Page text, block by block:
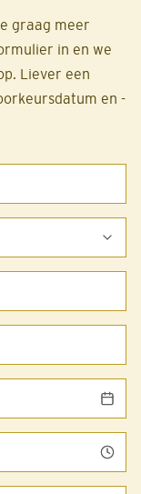
graag meer
in en we
Liever een
en -